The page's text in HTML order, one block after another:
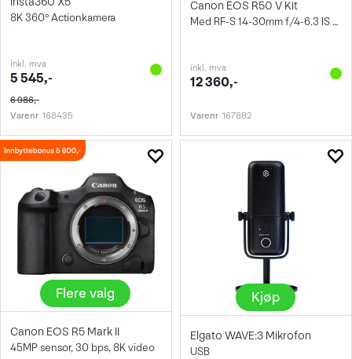
8K 360° Actionkamera
inkl. mva
5 545,-
6 986,-
Varenr 168435
Canon EOS R50 V Kit
Med RF-S 14-30mm f/4-6.3 IS STM PZ
inkl. mva
12 360,-
Varenr 167882
Flere valg
Canon EOS R5 Mark II
45MP sensor, 30 bps, 8K video
Kjøp
Elgato WAVE:3 Mikrofon
USB